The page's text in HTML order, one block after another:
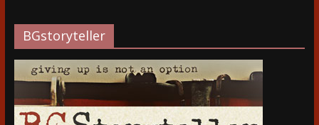
BGstoryteller